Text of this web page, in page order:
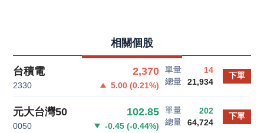
相關個股
台積電 2,370
2330 5.00 (0.21%)
單量
14
總量
21,934
下單
元大台灣50 102.85
0050 -0.45 (-0.44%)
單量
202
總量
64,724
下單